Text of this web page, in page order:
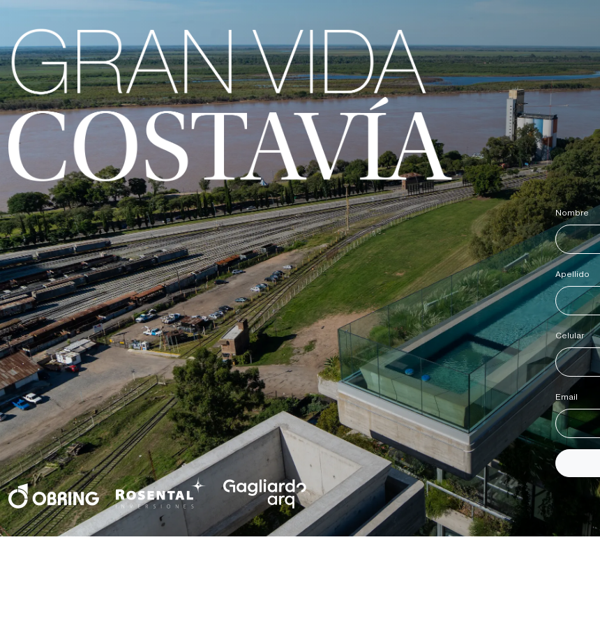
Nombre
Apellido
Celular*
Email